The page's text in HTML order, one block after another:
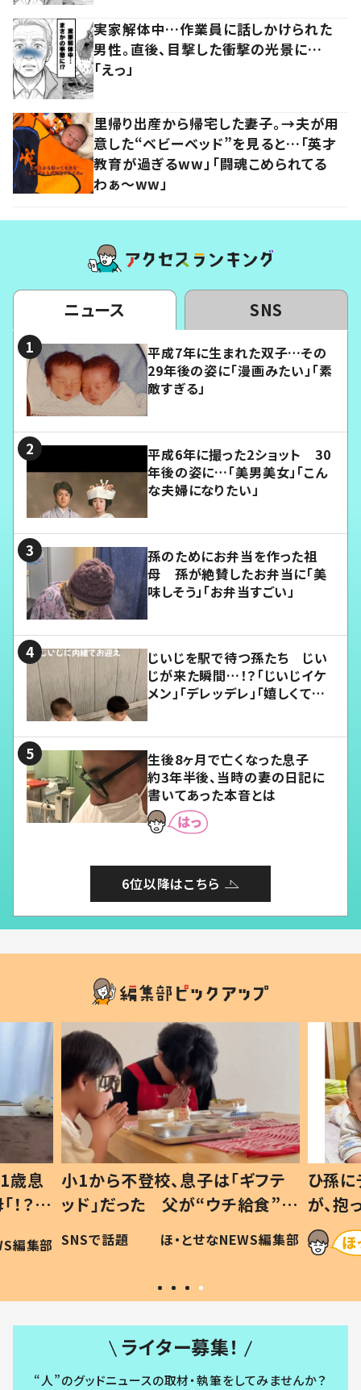
実家解体中…作業員に話しかけられた
男性。直後、目撃した衝撃の光景に…
「えっ」
里帰り出産から帰宅した妻子。→夫が用
意した“ベビーベッド”を見ると…「英才
教育が過ぎるww」「闘魂こめられてる
わぁ～ww」
ニュース SNS
平成7年に生まれた双子…その
29年後の姿に「漫画みたい」「素
敵すぎる」
平成6年に撮った2ショット 30
年後の姿に…「美男美女」「こん
な夫婦になりたい」
孫のためにお弁当を作った祖
母 孫が絶賛したお弁当に「美
味しそう」「お弁当すごい」
じいじを駅で待つ孫たち じい
じが来た瞬間…！？「じいじイケ
メン」「デレッデレ」「嬉しくて可
生後8ヶ月で亡くなった息子
約3年半後、当時の妻の日記に
書いてあった本音とは
6位以降はこちら
歳息
？」
編集部
小1から不登校、息子は「ギフテ
ッド」だった 父が“ウチ給食”を
作り続ける理由とは #令和の親
#令和の子
SNSで話題 ほ・とせなNEWS編集部
ひ孫
が、
「涙が
い」
ライター募集！
“人”のグッドニュースの取材・執筆をしてみませんか？